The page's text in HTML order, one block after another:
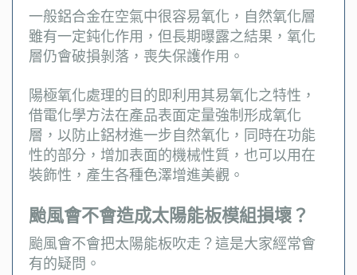
一般鋁合金在空氣中很容易氧化，自然氧化層
雖有一定鈍化作用，但長期曝露之結果，氧化
層仍會破損剝落，喪失保護作用。
陽極氧化處理的目的即利用其易氧化之特性，
借電化學方法在產品表面定量強制形成氧化
層，以防止鋁材進一步自然氧化，同時在功能
性的部分，增加表面的機械性質，也可以用在
裝飾性，產生各種色澤增進美觀。
颱風會不會造成太陽能板模組損壞？
颱風會不會把太陽能板吹走？這是大家經常會
有的疑問。